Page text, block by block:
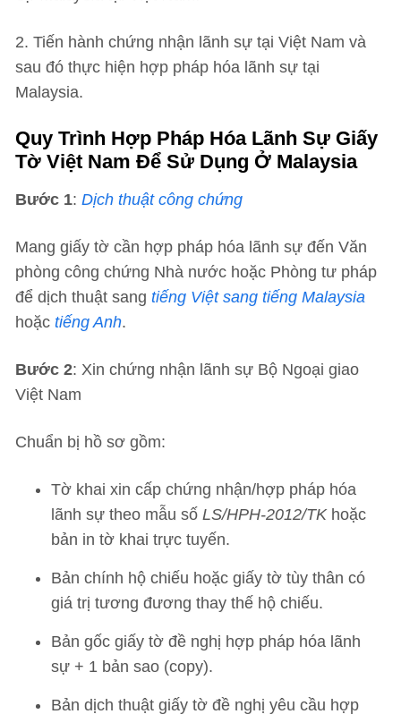
2. Tiến hành chứng nhận lãnh sự tại Việt Nam và
sau đó thực hiện hợp pháp hóa lãnh sự tại
Malaysia.
Quy Trình Hợp Pháp Hóa Lãnh Sự Giấy
Tờ Việt Nam Để Sử Dụng Ở Malaysia
Bước 1: Dịch thuật công chứng
Mang giấy tờ cần hợp pháp hóa lãnh sự đến Văn
phòng công chứng Nhà nước hoặc Phòng tư pháp
để dịch thuật sang tiếng Việt sang tiếng Malaysia
hoặc tiếng Anh.
Bước 2: Xin chứng nhận lãnh sự Bộ Ngoại giao
Việt Nam
Chuẩn bị hồ sơ gồm:
Tờ khai xin cấp chứng nhận/hợp pháp hóa
lãnh sự theo mẫu số LS/HPH-2012/TK hoặc
bản in tờ khai trực tuyến.
Bản chính hộ chiếu hoặc giấy tờ tùy thân có
giá trị tương đương thay thế hộ chiếu.
Bản gốc giấy tờ đề nghị hợp pháp hóa lãnh
sự + 1 bản sao (copy).
Bản dịch thuật giấy tờ đề nghị yêu cầu hợp